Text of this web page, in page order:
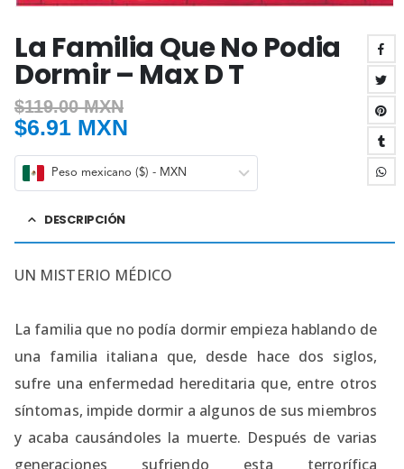
La Familia Que No Podia
Dormir – Max D T
$119.00 MXN
$6.91 MXN
Peso mexicano ($) - MXN
DESCRIPCIÓN
UN MISTERIO MÉDICO
La familia que no podía dormir empieza hablando de
una familia italiana que, desde hace dos siglos,
sufre una enfermedad hereditaria que, entre otros
síntomas, impide dormir a algunos de sus miembros
y acaba causándoles la muerte. Después de varias
generaciones sufriendo esta terrorífica